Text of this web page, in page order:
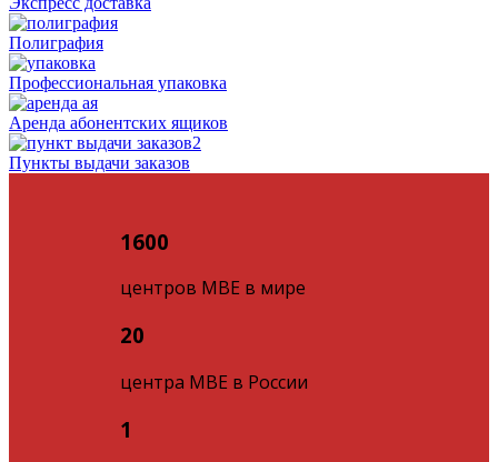
Полиграфия
Профессиональная упаковка
Аренда абонентских ящиков
Пункты выдачи заказов
1600
центров МВЕ в мире
20
центра МВЕ в России
1